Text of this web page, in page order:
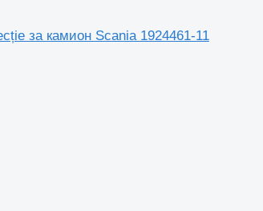
за камион Scania 1924461-11